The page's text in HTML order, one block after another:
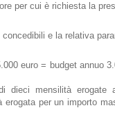
per cui è richiesta la
e la relativa
euro = budget annuo
dieci mensilità erogate
erogata per un importo